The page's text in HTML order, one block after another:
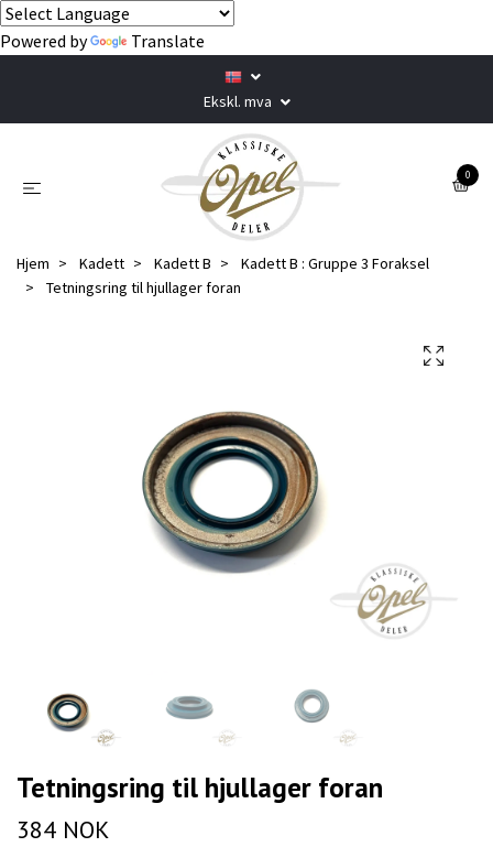
Powered by Translate
Ekskl. mva
0
Hjem Kadett Kadett B
Kadett B : Gruppe 3 Foraksel
Tetningsring til hjullager foran
Tetningsring til hjullager foran
384 NOK